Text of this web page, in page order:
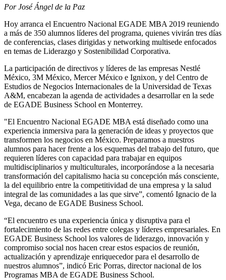
Por José Ángel de la Paz
Hoy arranca el Encuentro Nacional EGADE MBA 2019 reuniendo
a más de 350 alumnos líderes del programa, quienes vivirán tres días
de conferencias, clases dirigidas y networking multisede enfocados
en temas de Liderazgo y Sostenibilidad Corporativa.
La participación de directivos y líderes de las empresas Nestlé
México, 3M México, Mercer México e Ignixon, y del Centro de
Estudios de Negocios Internacionales de la Universidad de Texas
A&M, encabezan la agenda de actividades a desarrollar en la sede
de EGADE Business School en Monterrey.
"El Encuentro Nacional EGADE MBA está diseñado como una
experiencia inmersiva para la generación de ideas y proyectos que
transformen los negocios en México. Preparamos a nuestros
alumnos para hacer frente a los esquemas del trabajo del futuro, que
requieren líderes con capacidad para trabajar en equipos
multidisciplinarios y multiculturales, incorporándose a la necesaria
transformación del capitalismo hacia su concepción más consciente,
la del equilibrio entre la competitividad de una empresa y la salud
integral de las comunidades a las que sirve”, comentó Ignacio de la
Vega, decano de EGADE Business School.
“El encuentro es una experiencia única y disruptiva para el
fortalecimiento de las redes entre colegas y líderes empresariales. En
EGADE Business School los valores de liderazgo, innovación y
compromiso social nos hacen crear estos espacios de reunión,
actualización y aprendizaje enriquecedor para el desarrollo de
nuestros alumnos”, indicó Eric Porras, director nacional de los
Programas MBA de EGADE Business School.